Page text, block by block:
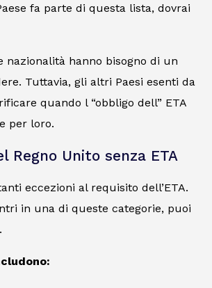
fa parte di questa lista, dovrai
nazionalità hanno bisogno di un
Tuttavia, gli altri Paesi esenti da
quando l “obbligo dell” ETA
per loro.
Regno Unito senza ETA
eccezioni al requisito dell’ETA.
in una di queste categorie, puoi